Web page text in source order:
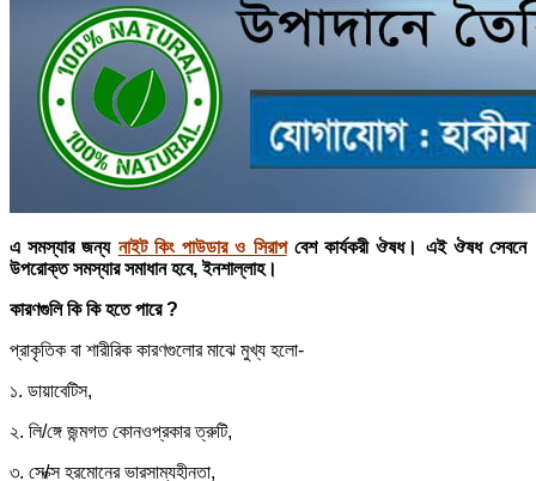
এ সমস্যার জন্য নাইট কিং পাউডার ও সিরাপবেশ কার্যকরী ঔষধ। এই ঔষধ সেবনে
উপরোক্ত সমস্যার সমাধান হবে, ইনশাল্লাহ।
কারণগুলি কি কি হতে পারে ?
প্রাকৃতিক বা শারীরিক কারণগুলোর মাঝে মুখ্য হলো-
১. ডায়াবেটিস,
২. লি/ঙ্গে জন্মগত কোনওপ্রকার ত্রুটি,
৩. সে/ক্স হরমোনের ভারসাম্যহীনতা,